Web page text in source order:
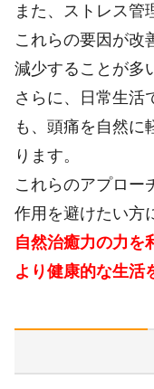
また、ストレス管
これらの要因が改
減少することが多
さらに、日常生活
も、頭痛を自然に
ります。
これらのアプロー
作用を避けたい方
自然治癒力の力を
より健康的な生活